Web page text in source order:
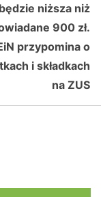
niższa niż
900 zł.
przypomina o
i składkach
na ZUS